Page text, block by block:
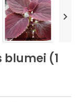

blumei (1